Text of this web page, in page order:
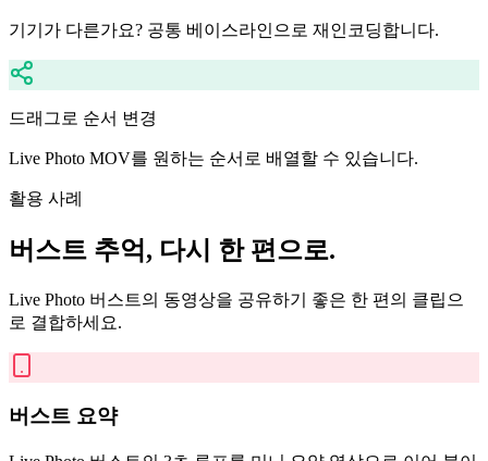
기기가 다른가요? 공통 베이스라인으로 재인코딩합니다.
드래그로 순서 변경
Live Photo MOV를 원하는 순서로 배열할 수 있습니다.
활용 사례
버스트 추억, 다시 한 편으로.
Live Photo 버스트의 동영상을 공유하기 좋은 한 편의 클립으
로 결합하세요.
버스트 요약